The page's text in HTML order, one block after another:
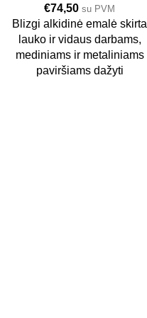
€74,50 su PVM
Blizgi alkidinė emalė skirta
lauko ir vidaus darbams,
mediniams ir metaliniams
paviršiams dažyti